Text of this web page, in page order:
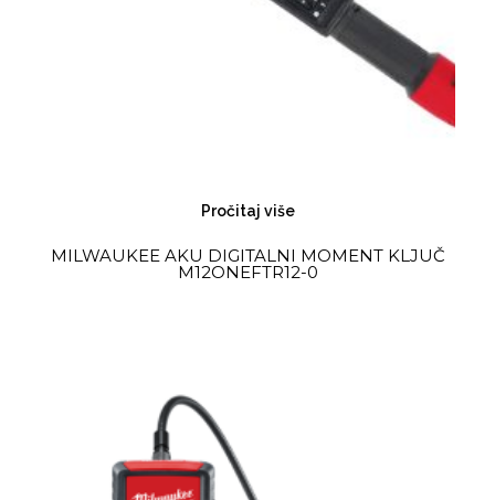
Pročitaj više
MILWAUKEE AKU DIGITALNI MOMENT KLJUČ
M12ONEFTR12-0